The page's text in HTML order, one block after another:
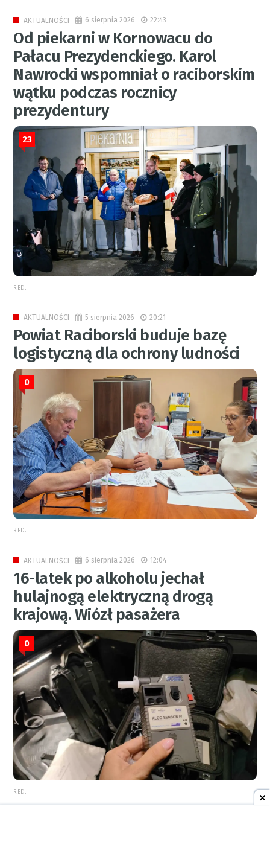
AKTUALNOŚCI 6 sierpnia 2026 22:43
Od piekarni w Kornowacu do
Pałacu Prezydenckiego. Karol
Nawrocki wspomniał o raciborskim
wątku podczas rocznicy
prezydentury
23
RED.
AKTUALNOŚCI 5 sierpnia 2026 20:21
Powiat Raciborski buduje bazę
logistyczną dla ochrony ludności
0
RED.
AKTUALNOŚCI 6 sierpnia 2026 12:04
16-latek po alkoholu jechał
hulajnogą elektryczną drogą
krajową. Wiózł pasażera
0
RED.